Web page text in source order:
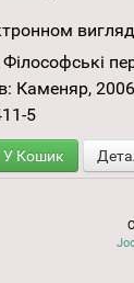
Каменяр,
5
У Кошик